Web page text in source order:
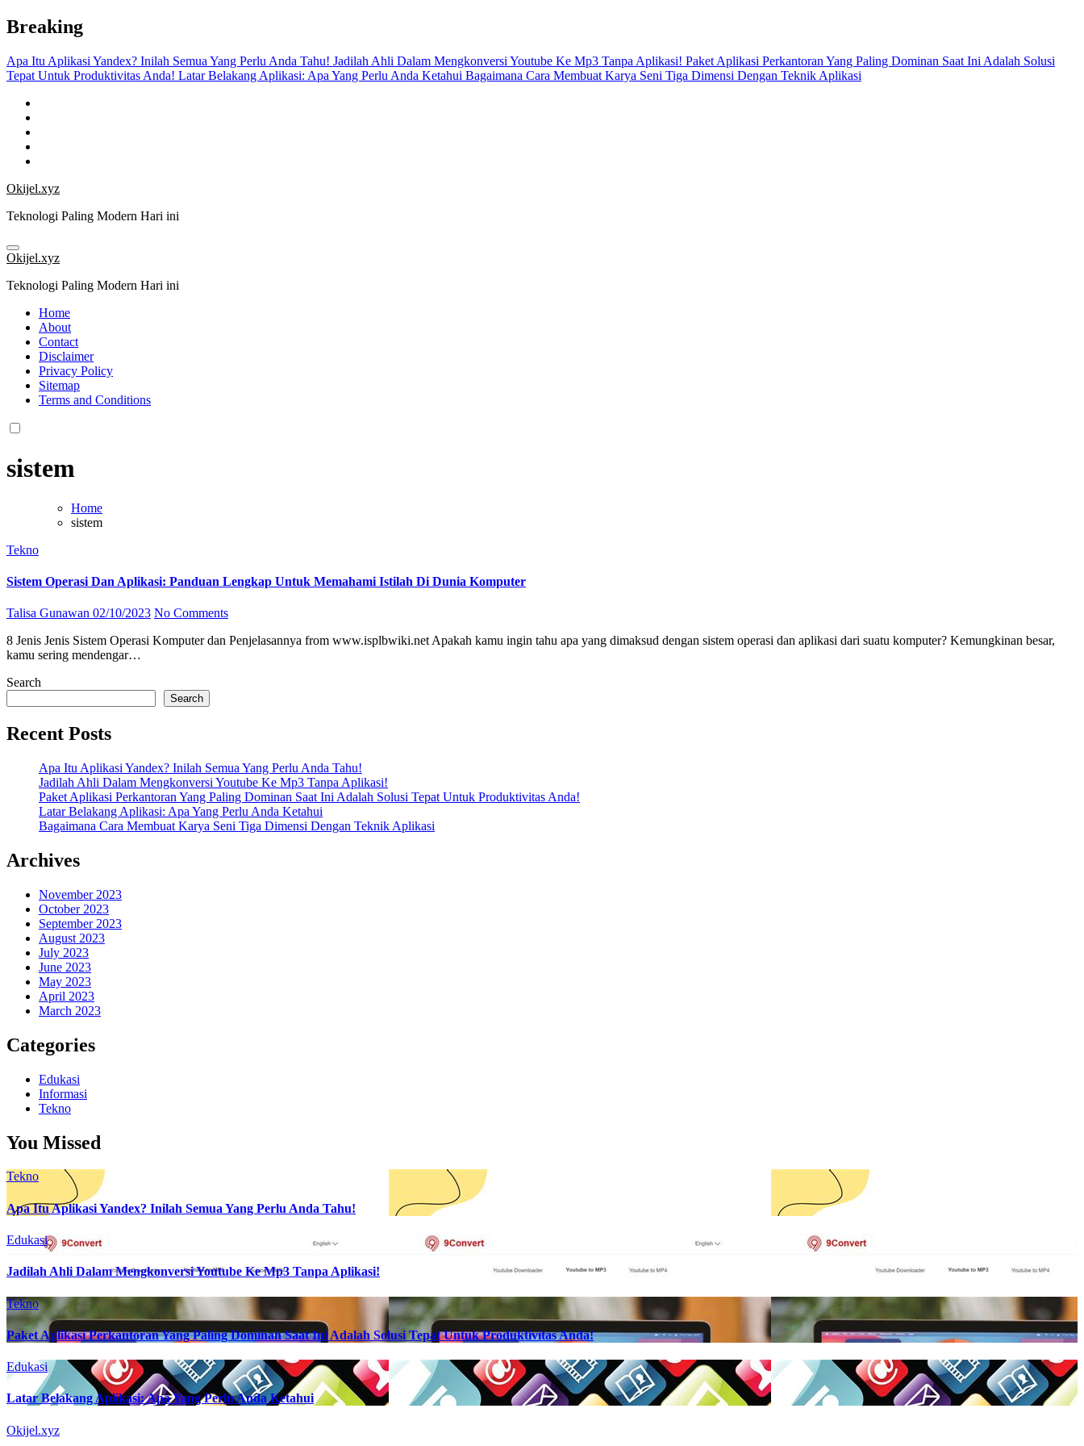
Skip
to
Breaking
Apa Itu Aplikasi Yandex? Inilah Semua Yang Perlu Anda Tahu! Jadilah Ahli Dalam Mengkonversi Youtube Ke Mp3 Tanpa Aplikasi! Paket Aplikasi Perkantoran Yang Paling Dominan Saat Ini Adalah Solusi
Tepat Untuk Produktivitas Anda! Latar Belakang Aplikasi: Apa Yang Perlu Anda Ketahui Bagaimana Cara Membuat Karya Seni Tiga Dimensi Dengan Teknik Aplikasi
Okijel.xyz
Teknologi Paling Modern Hari ini
Okijel.xyz
Teknologi Paling Modern Hari ini
Home
About
Contact
Disclaimer
Privacy Policy
Sitemap
Terms and Conditions
sistem
Home
sistem
Tekno
Sistem Operasi Dan Aplikasi: Panduan Lengkap Untuk Memahami Istilah Di Dunia Komputer
Talisa Gunawan 02/10/2023 No Comments
8 Jenis Jenis Sistem Operasi Komputer dan Penjelasannya from www.isplbwiki.net Apakah kamu ingin tahu apa yang dimaksud dengan sistem operasi dan aplikasi dari suatu komputer? Kemungkinan besar,
kamu sering mendengar…
Search
Search
Recent Posts
Apa Itu Aplikasi Yandex? Inilah Semua Yang Perlu Anda Tahu!
Jadilah Ahli Dalam Mengkonversi Youtube Ke Mp3 Tanpa Aplikasi!
Paket Aplikasi Perkantoran Yang Paling Dominan Saat Ini Adalah Solusi Tepat Untuk Produktivitas Anda!
Latar Belakang Aplikasi: Apa Yang Perlu Anda Ketahui
Bagaimana Cara Membuat Karya Seni Tiga Dimensi Dengan Teknik Aplikasi
Archives
November 2023
October 2023
September 2023
August 2023
July 2023
June 2023
May 2023
April 2023
March 2023
Categories
Edukasi
Informasi
Tekno
You Missed
Tekno
Apa Itu Aplikasi Yandex? Inilah Semua Yang Perlu Anda Tahu!
Edukasi
Jadilah Ahli Dalam Mengkonversi Youtube Ke Mp3 Tanpa Aplikasi!
Tekno
Paket Aplikasi Perkantoran Yang Paling Dominan Saat Ini Adalah Solusi Tepat Untuk Produktivitas Anda!
Edukasi
Latar Belakang Aplikasi: Apa Yang Perlu Anda Ketahui
Okijel.xyz